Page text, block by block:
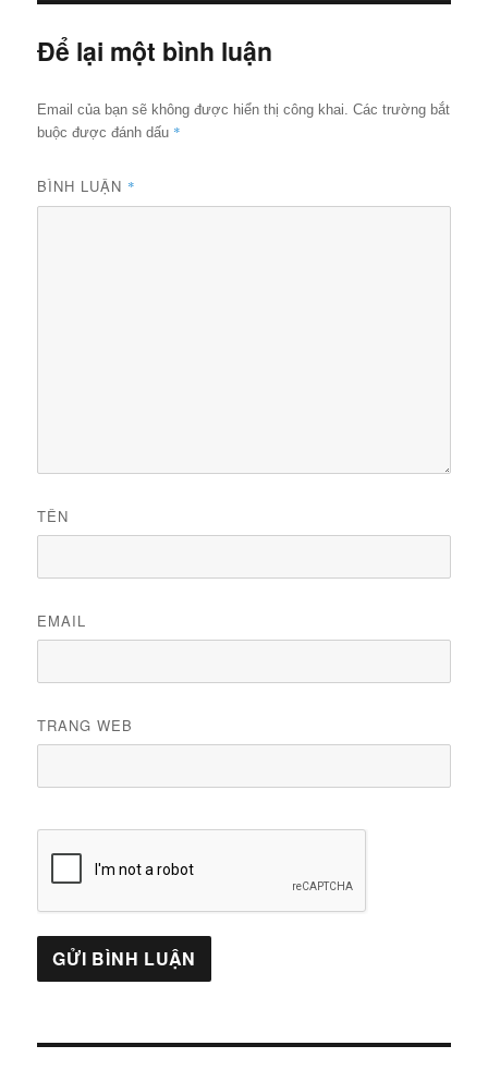
Để lại một bình luận
Email của bạn sẽ không được hiển thị công khai.
Các trường bắt
buộc được đánh dấu *
BÌNH LUẬN *
TÊN
EMAIL
TRANG WEB